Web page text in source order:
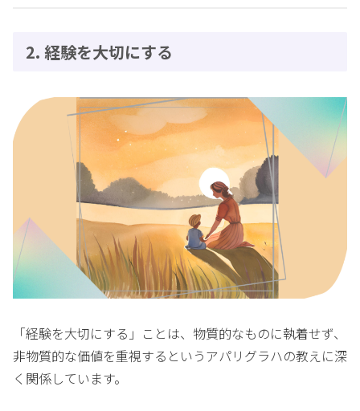
2. 経験を大切にする
「経験を大切にする」ことは、物質的なものに執着せず、
非物質的な価値を重視するというアパリグラハの教えに深
く関係しています。